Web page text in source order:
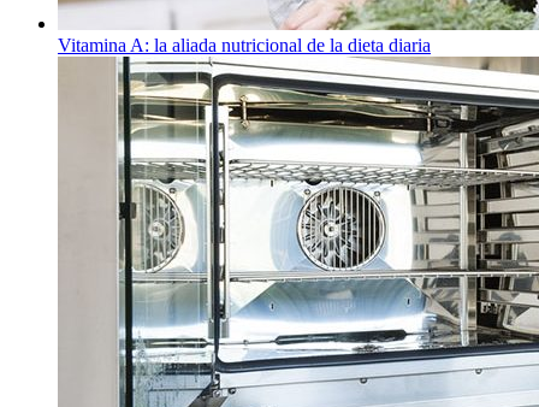
Vitamina A: la aliada nutricional de la dieta diaria